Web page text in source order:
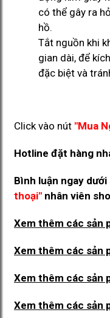
có thể gây ra
hồ.
Tắt nguồn khi
gian dài, để
đặc biệt và
Click vào nút "Mua
Hotline đặt hàng
Bình luận ngay dưới
thoại" nhân viên
Xem thêm các sản
Xem thêm các sản
Xem thêm các sản
Xem thêm các sản